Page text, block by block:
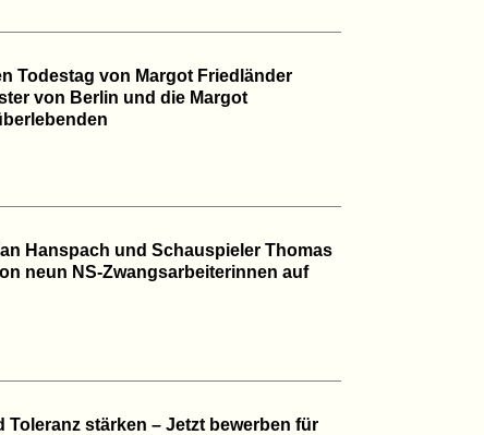
Todestag von Margot Friedländer
von Berlin und die Margot
Hanspach und Schauspieler Thomas
neun NS-Zwangsarbeiterinnen auf
stärken – Jetzt bewerben für